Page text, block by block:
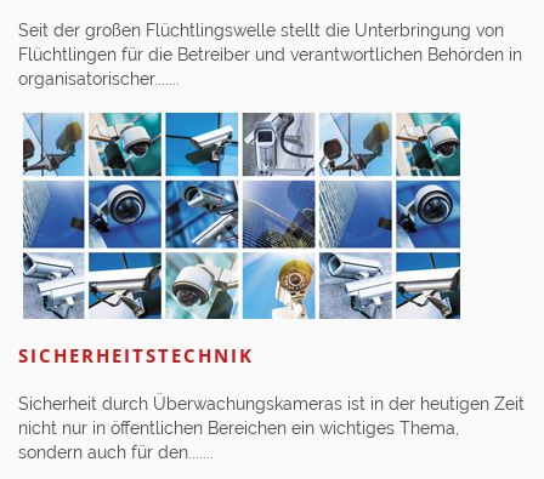
Seit der großen Flüchtlingswelle stellt die Unterbringung von
Flüchtlingen für die Betreiber und verantwortlichen Behörden in
organisatorischer.......
SICHERHEITSTECHNIK
Sicherheit durch Überwachungskameras ist in der heutigen Zeit
nicht nur in öffentlichen Bereichen ein wichtiges Thema,
sondern auch für den.......